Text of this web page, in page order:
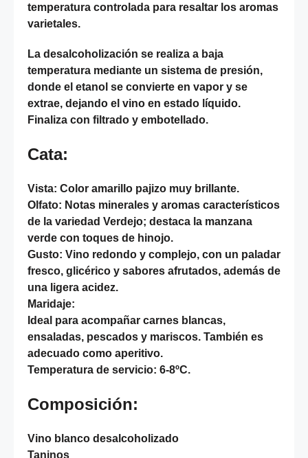
temperatura controlada para resaltar los aromas
varietales.
La desalcoholización se realiza a baja
temperatura mediante un sistema de presión,
donde el etanol se convierte en vapor y se
extrae, dejando el vino en estado líquido.
Finaliza con filtrado y embotellado.
Cata:
Vista: Color amarillo pajizo muy brillante.
Olfato: Notas minerales y aromas característicos
de la variedad Verdejo; destaca la manzana
verde con toques de hinojo.
Gusto: Vino redondo y complejo, con un paladar
fresco, glicérico y sabores afrutados, además de
una ligera acidez.
Maridaje:
Ideal para acompañar carnes blancas,
ensaladas, pescados y mariscos. También es
adecuado como aperitivo.
Temperatura de servicio: 6-8ºC.
Composición:
Vino blanco desalcoholizado
Taninos